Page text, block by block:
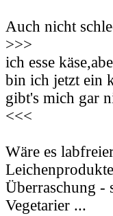
Auch nicht
>>>
ich esse
bin ich jetzt ein
gibt's mich gar
<<<
Wäre es
Überraschung -
Vegetarier ...